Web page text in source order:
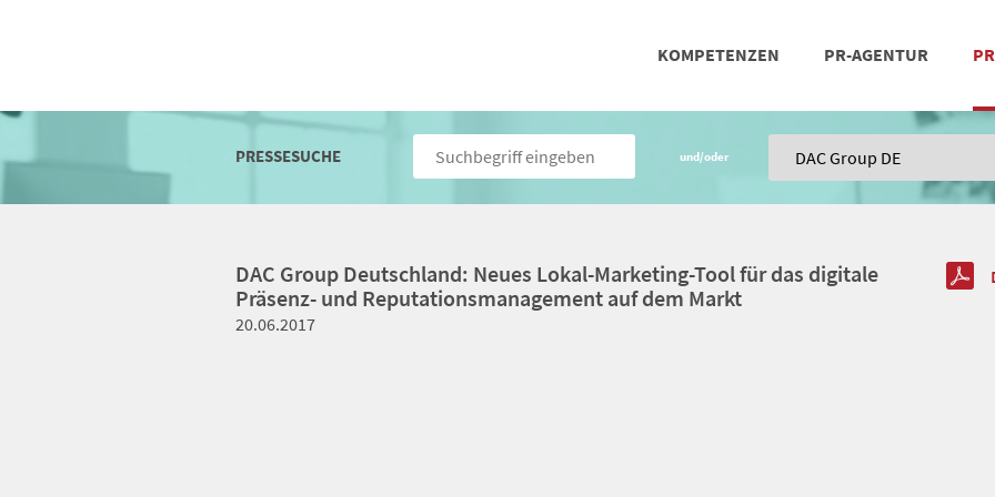
KOMPETENZEN PR-AGENTUR
PRESSESUCHE und/oder
DAC Group Deutschland: Neues Lokal-Marketing-Tool für das digitale
Präsenz- und Reputationsmanagement auf dem Markt
20.06.2017